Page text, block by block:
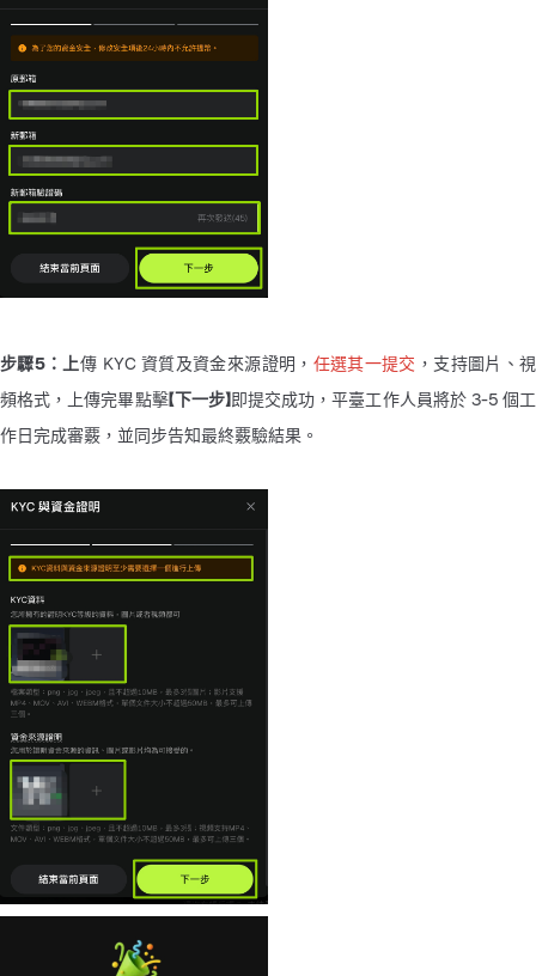
步驟5：上傳 KYC 資質及資金來源證明， 任選其一提交 ，支持圖片、視
頻格式，上傳完畢點擊【下一步】即提交成功，平臺工作人員將於 3-5 個工
作日完成審覈，並同步告知最終覈驗結果。